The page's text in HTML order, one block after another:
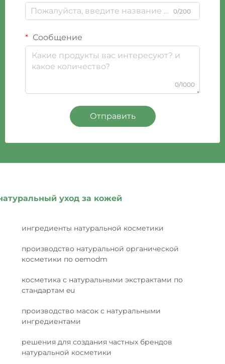
0/200
Сообщение
0/1000
Отправить
уход за кожей
ингредиенты натуральной косметики
производство натуральной органической
косметики по oemodm
косметика с натуральными экстрактами по
стандартам eu
производство масок с натуральными
ингредиентами
решения для создания частных брендов
натуральной косметики